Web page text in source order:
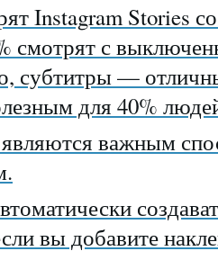
Instagram Stories
смотрят с
субтитры —
для 40%
важным
вы добавите